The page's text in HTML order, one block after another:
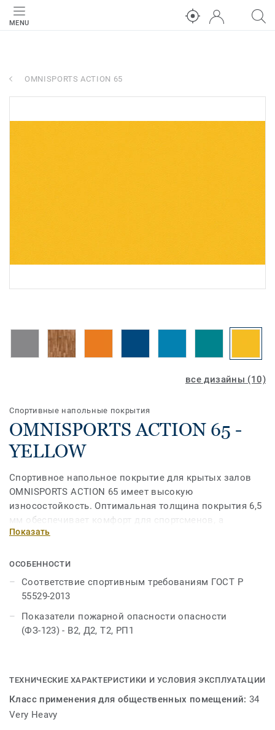
MENU
OMNISPORTS ACTION 65
все дизайны (10)
Спортивные напольные покрытия
OMNISPORTS ACTION 65 -
YELLOW
Спортивное напольное покрытие для крытых залов
OMNISPORTS ACTION 65 имеет высокую
износостойкость. Оптимальная толщина покрытия 6,5
мм обеспечивает комфорт для спортсменов, а
разнообразие расцветок и гигиеничность покрытия
в универсальных спортивных залах, предназначенных
для занятий гимнастикой, общей физической
подготовкой и игровыми видами спорта.
Показать
ОСОБЕННОСТИ
Соответствие спортивным требованиям ГОСТ Р
55529-2013
Показатели пожарной опасности опасности
(ФЗ-123) - В2, Д2, Т2, РП1
ТЕХНИЧЕСКИЕ ХАРАКТЕРИСТИКИ И УСЛОВИЯ ЭКСПЛУАТАЦИИ
Класс применения для общественных помещений:34
Very Heavy